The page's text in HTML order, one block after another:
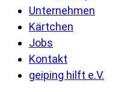
Unternehmen
Kärtchen
Jobs
Kontakt
geiping hilft e.V.